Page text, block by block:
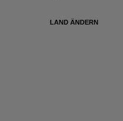
LAND ÄNDERN